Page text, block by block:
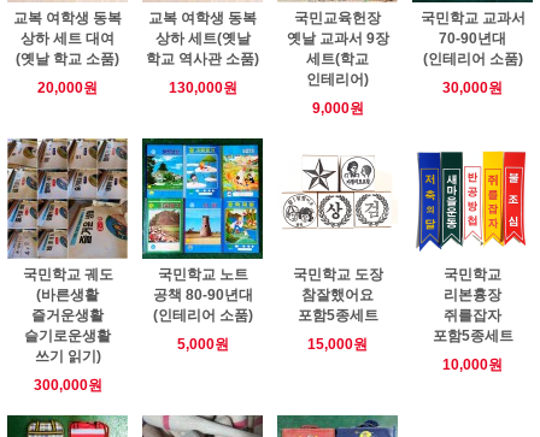
교복 여학생 동복
상하 세트 대여
(옛날 학교 소품)
20,000원
교복 여학생 동복
상하 세트(옛날
학교 역사관 소품)
130,000원
국민교육헌장
옛날 교과서 9장
세트(학교
인테리어)
9,000원
국민학교 교과서
70-90년대
(인테리어 소품)
30,000원
국민학교 궤도
(바른생활
즐거운생활
슬기로운생활
쓰기 읽기)
300,000원
국민학교 노트
공책 80-90년대
(인테리어 소품)
5,000원
국민학교 도장
참잘했어요
포함5종세트
15,000원
국민학교
리본흉장
쥐를잡자
포함5종세트
10,000원